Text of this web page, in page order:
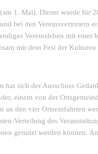
1. Mai). Dieser wurde für
bei den Vereinsvertretern
Vereinsleben mit einer
mit dem Fest der
sich der Ausschuss
einem von der
an den vier Ortseinfahrten
Verteilung des
genutzt werden können.